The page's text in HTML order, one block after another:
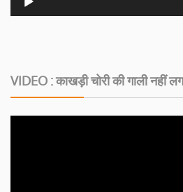
VIDEO : काखड़ी चोरी की गाली नहीं